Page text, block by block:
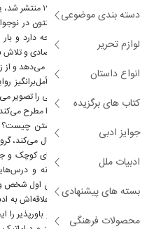
دسته بندی موضوعی
لوازم تحریر
انواع داستان
کتاب های برگزیده
جوایز ادبی
ادبیات ملل
بسته های پیشنهادی
محصولات فرهنگی
«بیگانگان» که
خاطر نگارشش توسط هینتون در
این رمان حدود ۱۹۲
شکاف‌های اجتماعی و اقتصادی و
صادقانه و در عین حال تأمل‌برانگیز
جسورانه، زندگی نوجوانانی را تصویر
«بیگانگان» پرسشی مهم را مطرح
می‌راند، معنی تعلق داشتن
«گریسرها» معروفند را دنبال می‌کند،
درگیرند. آنچه از برخوردهای
غم‌انگیز، عمل‌های شجاعانه و
می‌شود. نثر داستان از زبان اول
خیابانی پونی‌بوی در کنار علاقه‌اش
و رابرت برنز، تضادی زیبا و